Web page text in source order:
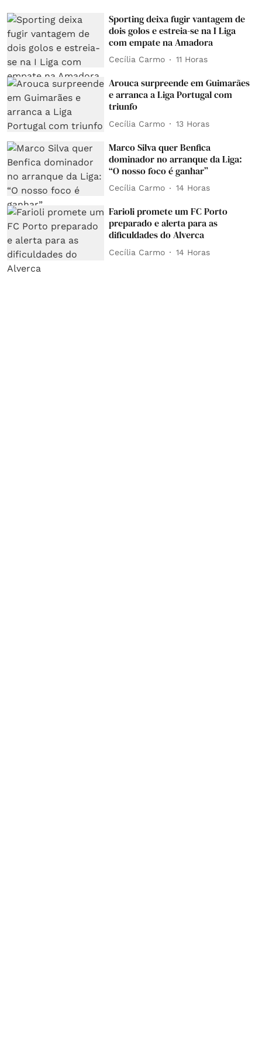
Sporting deixa fugir vantagem de
dois golos e estreia-se na I Liga
com empate na Amadora
Cecília Carmo 11 Horas
Arouca surpreende em Guimarães
e arranca a Liga Portugal com
triunfo
Cecília Carmo 13 Horas
Marco Silva quer Benfica
dominador no arranque da Liga:
“O nosso foco é ganhar”
Cecília Carmo 14 Horas
Farioli promete um FC Porto
preparado e alerta para as
dificuldades do Alverca
Cecília Carmo 14 Horas